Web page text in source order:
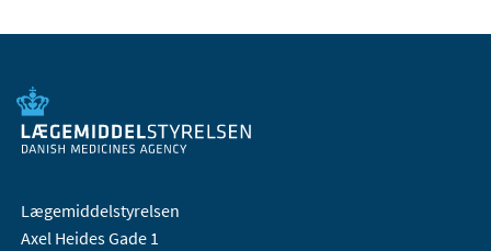
Lægemiddelstyrelsen
Axel Heides Gade 1